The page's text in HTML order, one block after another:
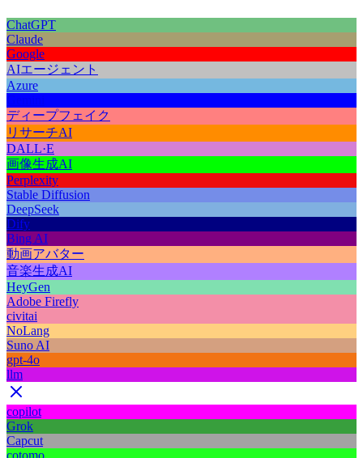
ChatGPT
Claude
Google
AIエージェント
Azure
ディープフェイク
リサーチAI
DALL·E
画像生成AI
Perplexity
Stable Diffusion
DeepSeek
Dify
Bing AI
動画アバター
音楽生成AI
HeyGen
Adobe Firefly
civitai
NoLang
Suno AI
gpt-4o
llm
copilot
Grok
Capcut
cotomo